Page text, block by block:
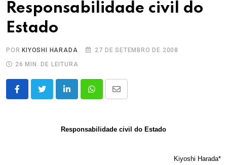
Responsabilidade civil do
Estado
POR KIYOSHI HARADA
27 DE SETEMBRO DE 2008
26 MIN. DE LEITURA
LinkedInWhatsappShare
Responsabilidade civil do Estado
Kiyoshi Harada*